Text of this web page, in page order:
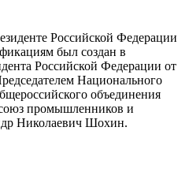
Российской Федерации
был создан в
Российской Федерации от
Национального
объединения
промышленников и
Николаевич Шохин.